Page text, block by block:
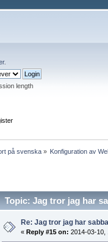
.
length
på svenska» Konfiguration av
Topic: Jag tror jag har
Re: Jag tror jag har
« Reply #15 on: 2014-03-10,